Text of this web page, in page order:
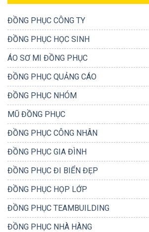
ĐỒNG PHỤC CÔNG TY
ĐỒNG PHỤC HỌC SINH
ÁO SƠ MI ĐỒNG PHỤC
ĐỒNG PHỤC QUẢNG CÁO
ĐỒNG PHỤC NHÓM
MŨ ĐỒNG PHỤC
ĐỒNG PHỤC CÔNG NHÂN
ĐỒNG PHỤC GIA ĐÌNH
ĐỒNG PHỤC ĐI BIỂN ĐẸP
ĐỒNG PHỤC HỌP LỚP
ĐỒNG PHỤC TEAMBUILDING
ĐỒNG PHỤC NHÀ HÀNG